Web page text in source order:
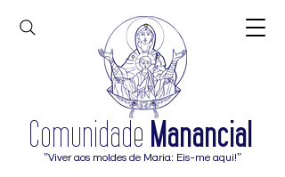
Comunidade Manancial
"Viver aos moldes de Maria: Eis-me aqui!"